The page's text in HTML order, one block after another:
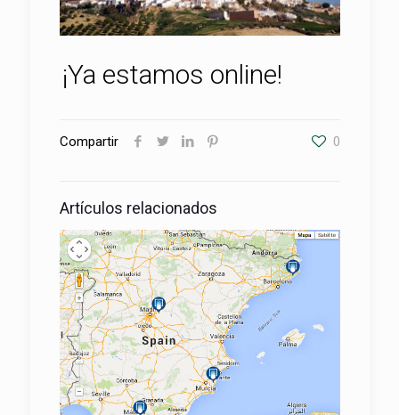
¡Ya estamos online!
Compartir 0
Artículos relacionados